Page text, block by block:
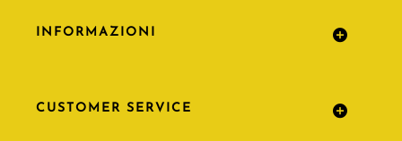
INFORMAZIONI
CUSTOMER SERVICE